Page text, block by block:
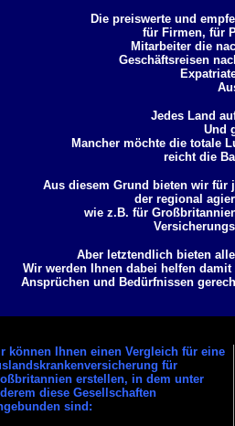
Die preiswerte und
für Firmen, für
Mitarbeiter die
Geschäftsreisen
Jedes Land
Und
Mancher möchte die totale
reicht die
Aus diesem Grund bieten wir für
der regional
wie z.B. für
Aber letztendlich bieten
Wir werden Ihnen dabei helfen
Ansprüchen und Bedürfnissen
können Ihnen einen Vergleich für eine
für
erstellen, in dem unter
diese Gesellschaften
sind: